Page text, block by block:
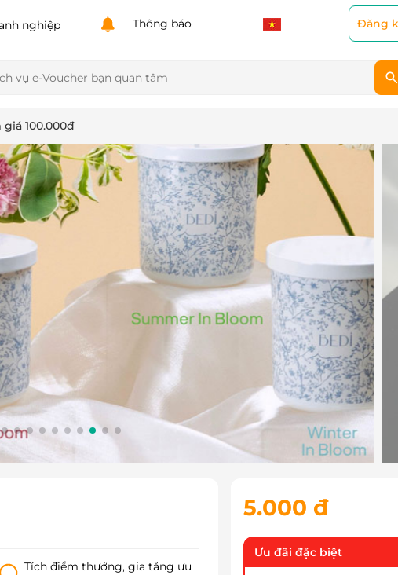
nghiệp Thông báo Đăng
100.000đ
Tích điểm thưởng, gia tăng ưu
5.000 đ
Ưu đãi đặc biệt